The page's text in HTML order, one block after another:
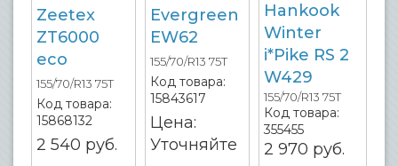
Zeetex
ZT6000
eco
155/70/R13 75T
Код товара:
15868132
2 540 руб.
Evergreen
EW62
155/70/R13 75T
Код товара:
15843617
Цена:
Уточняйте
Hankook
Winter
i*Pike RS 2
W429
155/70/R13 75T
Код товара:
355455
2 970 руб.